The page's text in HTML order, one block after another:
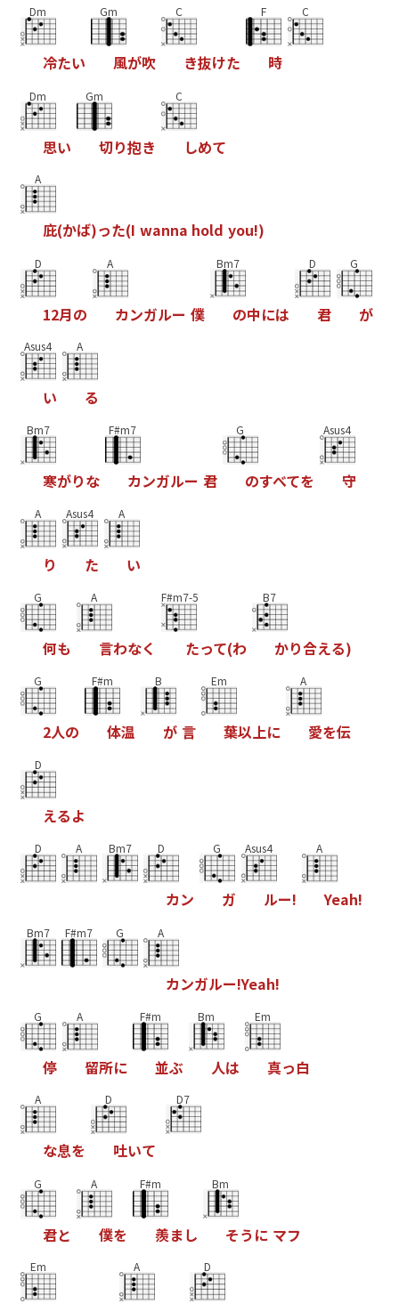
Dm
冷たい
Gm
風が吹
C
き抜けた
F
時
C
Dm
思い
Gm
切り抱き
C
しめて
A
庇(かば)った(I wanna hold you!)
D
12月の
A
カンガルー 僕
Bm7
の中には
D
君
G
が
Asus4
い
A
る
Bm7
寒がりな
F#m7
カンガルー 君
G
のすべてを
Asus4
守
A
り
Asus4
た
A
い
G
何も
A
言わなく
F#m7-5
たって(わ
B7
かり合える)
G
2人の
F#m
体温
B
が 言
Em
葉以上に
A
愛を伝
D
えるよ
D A Bm7 D
カン
G
ガ
Asus4
ルー!
A
Yeah!
Bm7 F#m7 G A
カンガルー!Yeah!
G
停
A
留所に
F#m
並ぶ
Bm
人は
Em
真っ白
A
な息を
D
吐いて
D7
G
君と
A
僕を
F#m
羨まし
Bm
そう に マフ
Em A D